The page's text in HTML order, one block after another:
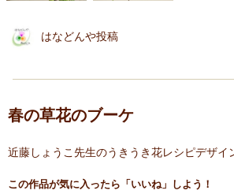
はなどんや投稿
春の草花のブーケ
近藤しょうこ先生のうきうき花レシピデザイ
この作品が気に入ったら「いいね」しよう！